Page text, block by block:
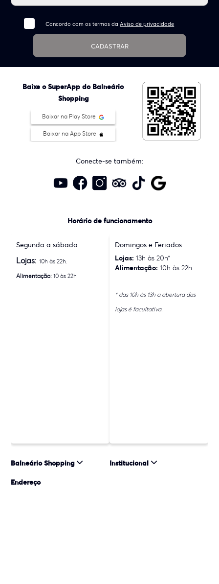
Concordo com os termos daAviso de privacidade
CADASTRAR
Baixe o SuperApp do Balneário
Shopping
Baixar na Play Store
Baixar na App Store
Conecte-se também:
Horário de funcionamento
Segunda a sábado
Lojas:10h às 22h.
Alimentação: 10 às 22h
Domingos e Feriados
Lojas: 13h às 20h*
Alimentação: 10h às 22h
* das 10h às 13h a abertura das
lojas é facultativa.
Balneário Shopping Institucional
Endereço